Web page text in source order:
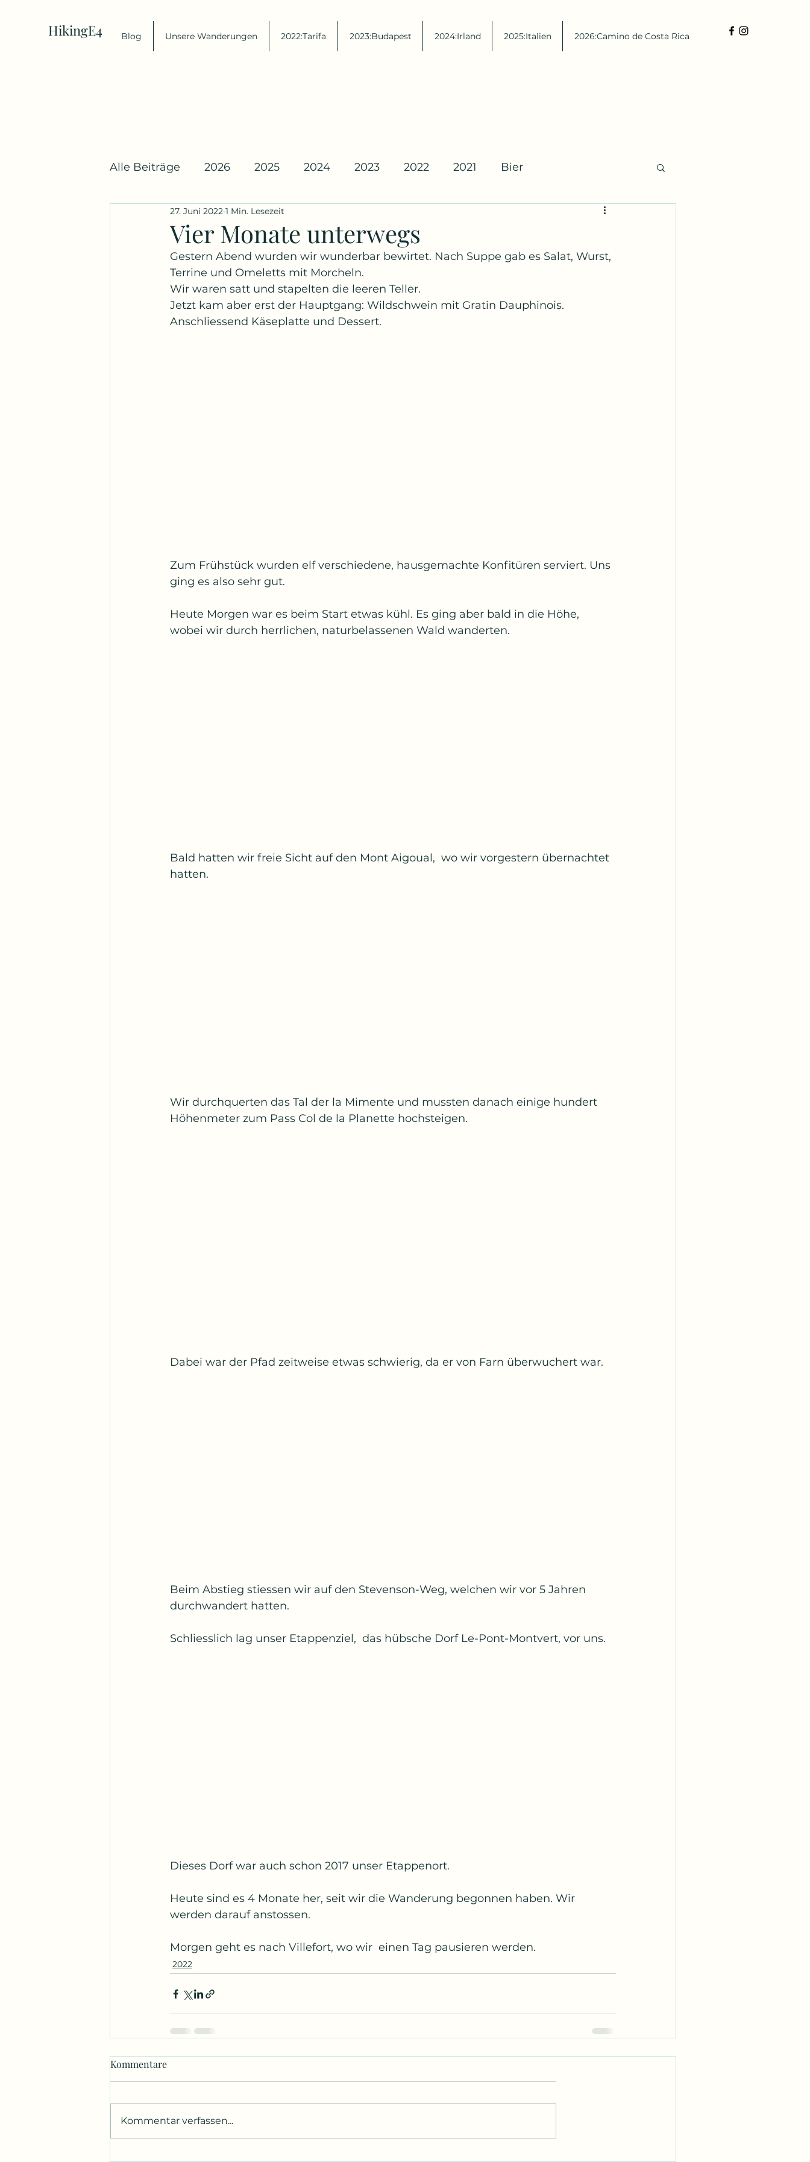
HikingE4 Blog Unsere Wanderungen 2022:Tarifa 2023:Budapest 2024:Irland 2025:Italien 2026:Camino de Costa Rica
Alle Beiträge 2026 2025 2024 2023 2022 2021 Bier
Vier Monate unterwegs
27. Juni 2022 1 Min. Lesezeit
Gestern Abend wurden wir wunderbar bewirtet. Nach Suppe gab es Salat, Wurst,
Terrine und Omeletts mit Morcheln.
Wir waren satt und stapelten die leeren Teller.
Jetzt kam aber erst der Hauptgang: Wildschwein mit Gratin Dauphinois.
Anschliessend Käseplatte und Dessert.
Zum Frühstück wurden elf verschiedene, hausgemachte Konfitüren serviert. Uns
ging es also sehr gut.
Heute Morgen war es beim Start etwas kühl. Es ging aber bald in die Höhe,
wobei wir durch herrlichen, naturbelassenen Wald wanderten.
Bald hatten wir freie Sicht auf den Mont Aigoual,  wo wir vorgestern übernachtet
hatten.
Wir durchquerten das Tal der la Mimente und mussten danach einige hundert
Höhenmeter zum Pass Col de la Planette hochsteigen.
Dabei war der Pfad zeitweise etwas schwierig, da er von Farn überwuchert war.
Beim Abstieg stiessen wir auf den Stevenson-Weg, welchen wir vor 5 Jahren
durchwandert hatten.
Schliesslich lag unser Etappenziel,  das hübsche Dorf Le-Pont-Montvert, vor uns.
Dieses Dorf war auch schon 2017 unser Etappenort.
Heute sind es 4 Monate her, seit wir die Wanderung begonnen haben. Wir
werden darauf anstossen.
Morgen geht es nach Villefort, wo wir  einen Tag pausieren werden.
2022
Kommentare
Kommentar verfassen...